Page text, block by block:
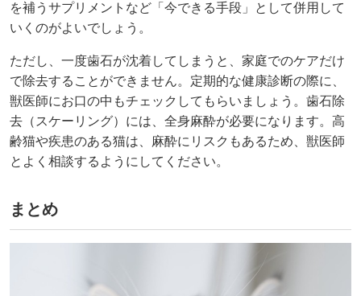
を補うサプリメントなど「今できる手段」として併用して
いくのがよいでしょう。
ただし、一度歯石が沈着してしまうと、家庭でのケアだけ
で除去することができません。定期的な健康診断の際に、
獣医師にお口の中もチェックしてもらいましょう。歯石除
去（スケーリング）には、全身麻酔が必要になります。高
齢猫や疾患のある猫は、麻酔にリスクもあるため、獣医師
とよく相談するようにしてください。
まとめ